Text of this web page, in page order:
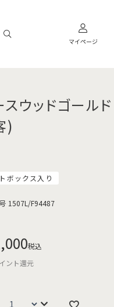
マイページ
スウッドゴール
)
ボックス入り
1507L/F94487
税込
ント還元